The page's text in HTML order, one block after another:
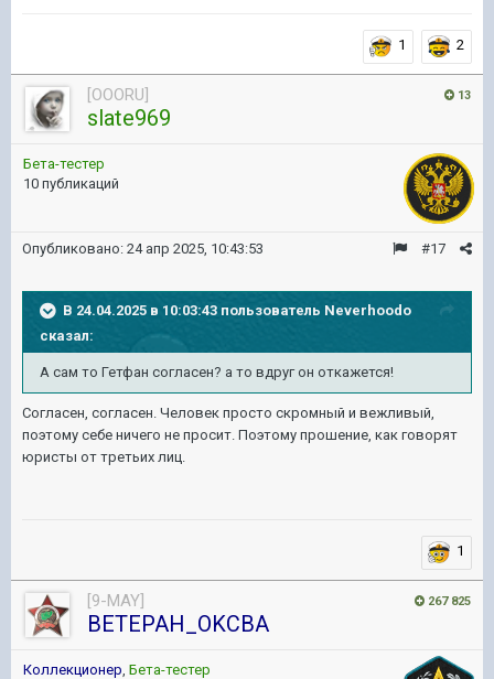
1 2
13
[OOORU]
slate969
Бета-тестер
10 публикаций
#17
Опубликовано: 24 апр 2025, 10:43:53
В 24.04.2025 в 10:03:43 пользователь Neverhoodo
сказал:
А сам то Гетфан согласен? а то вдруг он откажется!
Согласен, согласен. Человек просто скромный и вежливый,
поэтому себе ничего не просит. Поэтому прошение, как говорят
юристы от третьих лиц.
1
267 825
[9-MAY]
BETEPAH_OKCBA
Коллекционер Бета-тестер